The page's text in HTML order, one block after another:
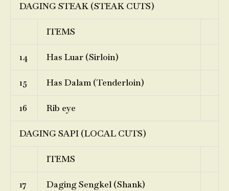
DAGING STEAK (STEAK CUTS)
ITEMS
14 Has Luar (Sirloin)
15 Has Dalam (Tenderloin)
16 Rib eye
DAGING SAPI (LOCAL CUTS)
ITEMS
17 Daging Sengkel (Shank)